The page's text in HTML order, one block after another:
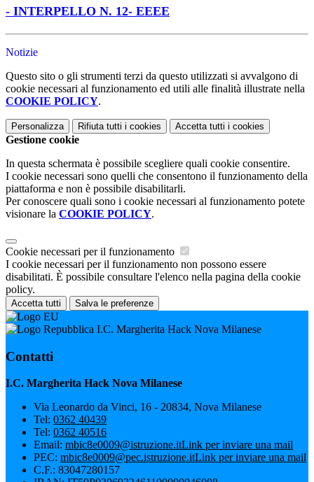
- INTERPELLO N. 12- EEEE
Notizie
Questo sito o gli strumenti terzi da questo utilizzati si avvalgono di
cookie necessari al funzionamento ed utili alle finalità illustrate nella
COOKIE POLICY.
Personalizza Rifiuta tutti i cookies Accetta tutti i cookies
Gestione cookie
In questa schermata è possibile scegliere quali cookie consentire.
I cookie necessari sono quelli che consentono il funzionamento della
piattaforma e non è possibile disabilitarli.
Per conoscere quali sono i cookie necessari al funzionamento potete
visionare la COOKIE POLICY.
Cookie necessari per il funzionamento
I cookie necessari per il funzionamento non possono essere
disabilitati. È possibile consultare l'elenco nella pagina della cookie
policy.
Accetta tutti Salva le preferenze
I.C. Margherita Hack Nova Milanese
Contatti
I.C. Margherita Hack Nova Milanese
Via Leonardo da Vinci, 16 - 20834, Nova Milanese
Tel: 0362 40439
Tel: 0362 40516
Email: mbic8e0009@istruzione.itLink per inviare una mail
PEC: mbic8e0009@pec.istruzione.itLink per inviare una mail
C.F.: 83047280157